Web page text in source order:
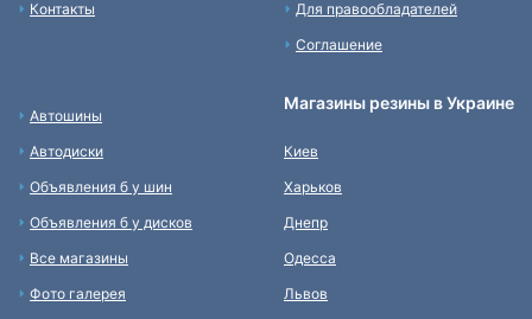
Контакты
Для правообладателей
Соглашение
Автошины
Автодиски
Объявления б у шин
Объявления б у дисков
Все магазины
Фото галерея
Магазины резины в Украине
Киев
Харьков
Днепр
Одесса
Львов